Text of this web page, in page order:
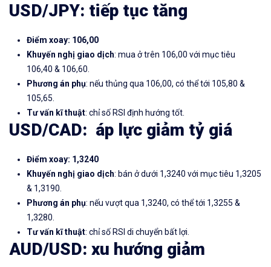
USD/JPY: tiếp tục tăng
Điểm xoay: 106,00
Khuyến nghị giao dịch: mua ở trên 106,00 với mục tiêu
106,40 & 106,60.
Phương án phụ: nếu thủng qua 106,00, có thể tới 105,80 &
105,65.
Tư vấn kĩ thuật: chỉ số RSI định hướng tốt.
USD/CAD: áp lực giảm tỷ giá
Điểm xoay: 1,3240
Khuyến nghị giao dịch: bán ở dưới 1,3240 với mục tiêu 1,3205
& 1,3190.
Phương án phụ: nếu vượt qua 1,3240, có thể tới 1,3255 &
1,3280.
Tư vấn kĩ thuật: chỉ số RSI di chuyển bất lợi.
AUD/USD: xu hướng giảm